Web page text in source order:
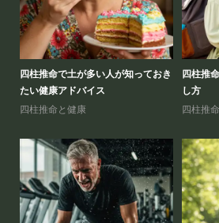
四柱推命で土が多い人が知っておき
たい健康アドバイス
四柱推命と健康
四柱推
し方
四柱推命